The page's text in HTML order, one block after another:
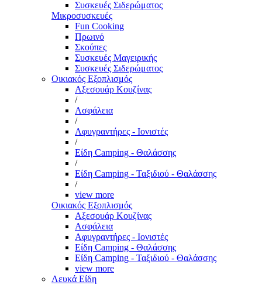
Συσκευές Σιδερώματος
Μικροσυσκευές
Fun Cooking
Πρωινό
Σκούπες
Συσκευές Μαγειρικής
Συσκευές Σιδερώματος
Οικιακός Εξοπλισμός
Αξεσουάρ Κουζίνας
/
Ασφάλεια
/
Αφυγραντήρες - Ιονιστές
/
Είδη Camping - Θαλάσσης
/
Είδη Camping - Ταξιδιού - Θαλάσσης
/
view more
Οικιακός Εξοπλισμός
Αξεσουάρ Κουζίνας
Ασφάλεια
Αφυγραντήρες - Ιονιστές
Είδη Camping - Θαλάσσης
Είδη Camping - Ταξιδιού - Θαλάσσης
view more
Λευκά Είδη